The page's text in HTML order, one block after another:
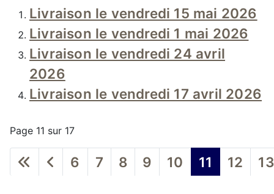
Livraison le vendredi 15 mai 2026
Livraison le vendredi 1 mai 2026
Livraison le vendredi 24 avril
2026
Livraison le vendredi 17 avril 2026
Page 11 sur 17
6 7 8 9 10 11 12 13